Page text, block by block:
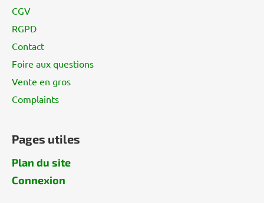
CGV
RGPD
Contact
Foire aux questions
Vente en gros
Complaints
Pages utiles
Plan du site
Connexion